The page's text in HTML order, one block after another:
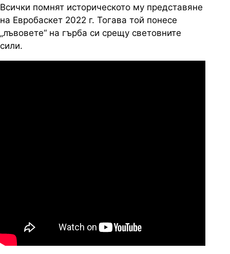
Всички помнят историческото му представяне
на Евробаскет 2022 г. Тогава той понесе
„лъвовете“ на гърба си срещу световните
сили.